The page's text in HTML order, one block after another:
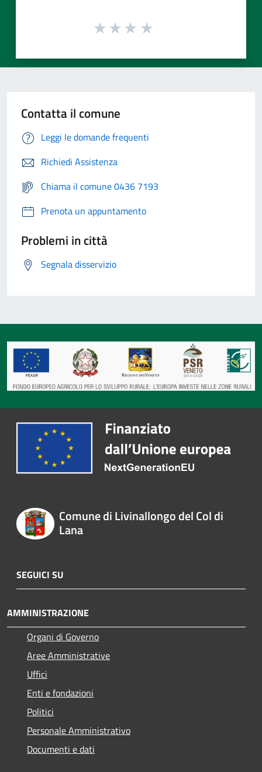
Contatta il comune
Leggi le domande frequenti
Richiedi Assistenza
Chiama il comune 0436 7193
Prenota un appuntamento
Problemi in città
Segnala disservizio
Comune di Livinallongo del Col di
Lana
SEGUICI SU
AMMINISTRAZIONE
Organi di Governo
Aree Amministrative
Uffici
Enti e fondazioni
Politici
Personale Amministrativo
Documenti e dati